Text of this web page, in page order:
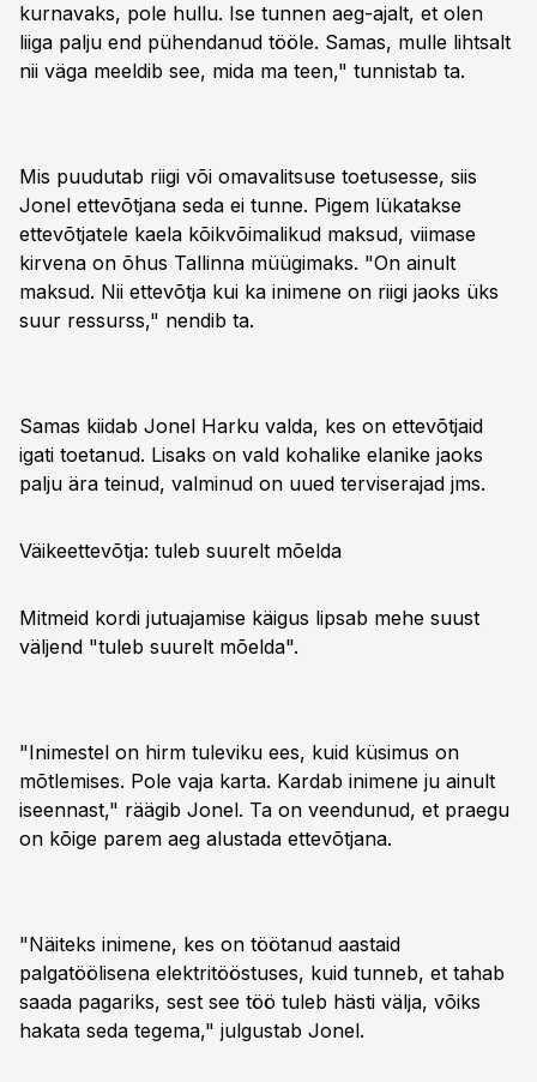
kurnavaks, pole hullu. Ise tunnen aeg-ajalt, et olen
liiga palju end pühendanud tööle. Samas, mulle lihtsalt
nii väga meeldib see, mida ma teen," tunnistab ta.
Mis puudutab riigi või omavalitsuse toetusesse, siis
Jonel ettevõtjana seda ei tunne. Pigem lükatakse
ettevõtjatele kaela kõikvõimalikud maksud, viimase
kirvena on õhus Tallinna müügimaks. "On ainult
maksud. Nii ettevõtja kui ka inimene on riigi jaoks üks
suur ressurss," nendib ta.
Samas kiidab Jonel Harku valda, kes on ettevõtjaid
igati toetanud. Lisaks on vald kohalike elanike jaoks
palju ära teinud, valminud on uued terviserajad jms.
Väikeettevõtja: tuleb suurelt mõelda
Mitmeid kordi jutuajamise käigus lipsab mehe suust
väljend "tuleb suurelt mõelda".
"Inimestel on hirm tuleviku ees, kuid küsimus on
mõtlemises. Pole vaja karta. Kardab inimene ju ainult
iseennast," räägib Jonel. Ta on veendunud, et praegu
on kõige parem aeg alustada ettevõtjana.
"Näiteks inimene, kes on töötanud aastaid
palgatöölisena elektritööstuses, kuid tunneb, et tahab
saada pagariks, sest see töö tuleb hästi välja, võiks
hakata seda tegema," julgustab Jonel.